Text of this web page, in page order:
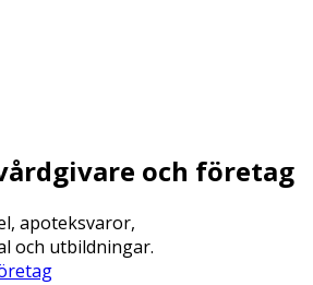
och företag
apoteksvaror,
och utbildningar.